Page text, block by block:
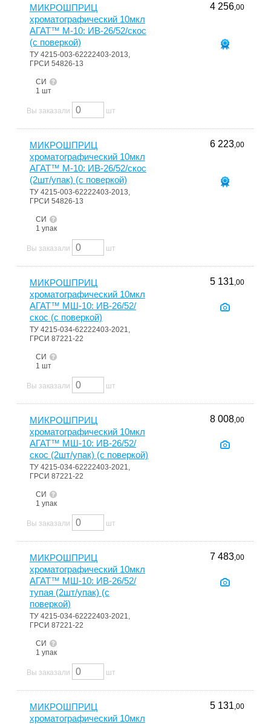
МИКРОШПРИЦ
хроматографический 10мкл
АГАТ™ М-10: ИВ-26/52/скос
(с поверкой)
ТУ 4215-003-62222403-2013,
ГРСИ 54826-13
СИ
1 шт
4 256,00
Вы заказали шт
МИКРОШПРИЦ
хроматографический 10мкл
АГАТ™ М-10: ИВ-26/52/скос
(2шт/упак) (с поверкой)
ТУ 4215-003-62222403-2013,
ГРСИ 54826-13
СИ
1 упак
6 223,00
Вы заказали шт
МИКРОШПРИЦ
хроматографический 10мкл
АГАТ™ МШ-10: ИВ-26/52/
скос (с поверкой)
ТУ 4215-034-62222403-2021,
ГРСИ 87221-22
СИ
1 шт
5 131,00
Вы заказали шт
МИКРОШПРИЦ
хроматографический 10мкл
АГАТ™ МШ-10: ИВ-26/52/
скос (2шт/упак) (с поверкой)
ТУ 4215-034-62222403-2021,
ГРСИ 87221-22
СИ
1 упак
8 008,00
Вы заказали шт
МИКРОШПРИЦ
хроматографический 10мкл
АГАТ™ МШ-10: ИВ-26/52/
тупая (2шт/упак) (с
поверкой)
ТУ 4215-034-62222403-2021,
ГРСИ 87221-22
СИ
1 упак
7 483,00
Вы заказали шт
МИКРОШПРИЦ
хроматографический 10мкл
5 131,00